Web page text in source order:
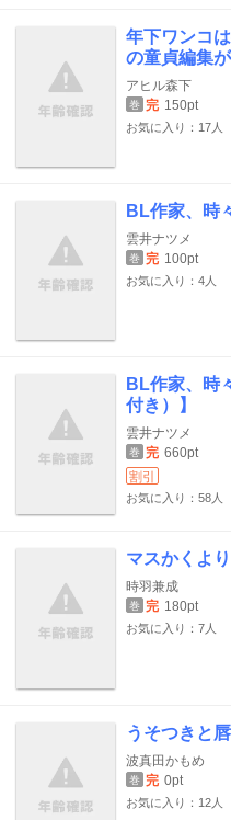
年下ワンコ
の童貞編集
アヒル森下
巻 完 150pt
お気に入り：17人
BL作家、時
雲井ナツメ
巻 完 100pt
お気に入り：4人
BL作家、時
付き）】
雲井ナツメ
巻 完 660pt
割引
お気に入り：58人
マスかくよ
時羽兼成
巻 完 180pt
お気に入り：7人
うそつきと
波真田かもめ
巻 完 0pt
お気に入り：12人